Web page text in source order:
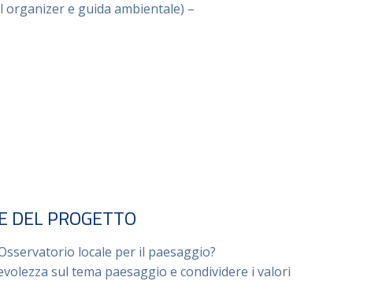
organizer e guida ambientale) –
DEL PROGETTO
locale per il paesaggio?
sul tema paesaggio e condividere i valori